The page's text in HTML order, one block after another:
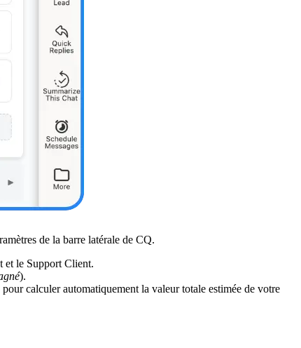
de la barre latérale de CQ.
et le Support Client.
).
calculer automatiquement la valeur totale estimée de votre